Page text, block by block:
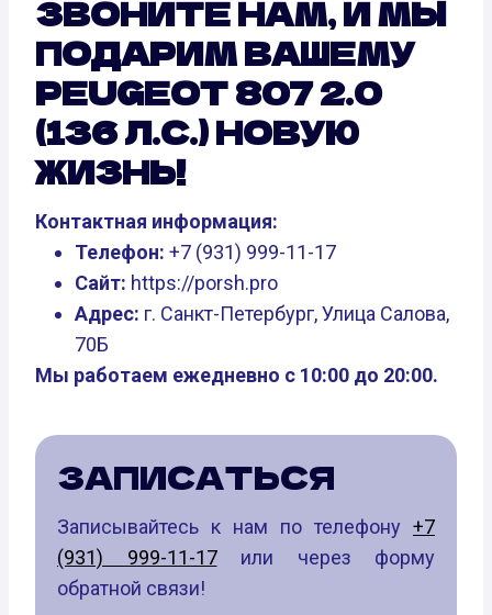
ЗВОНИТЕ НАМ, И МЫ
ПОДАРИМ ВАШЕМУ
PEUGEOT 807 2.0
(136 Л.С.) НОВУЮ
ЖИЗНЬ!
Контактная информация:
Телефон: +7 (931) 999-11-17
Сайт: https://porsh.pro
Адрес: г. Санкт-Петербург, Улица Салова,
70Б
Мы работаем ежедневно с 10:00 до 20:00.
ЗАПИСАТЬСЯ
Записывайтесь к нам по телефону +7
(931) 999-11-17или через форму
обратной связи!